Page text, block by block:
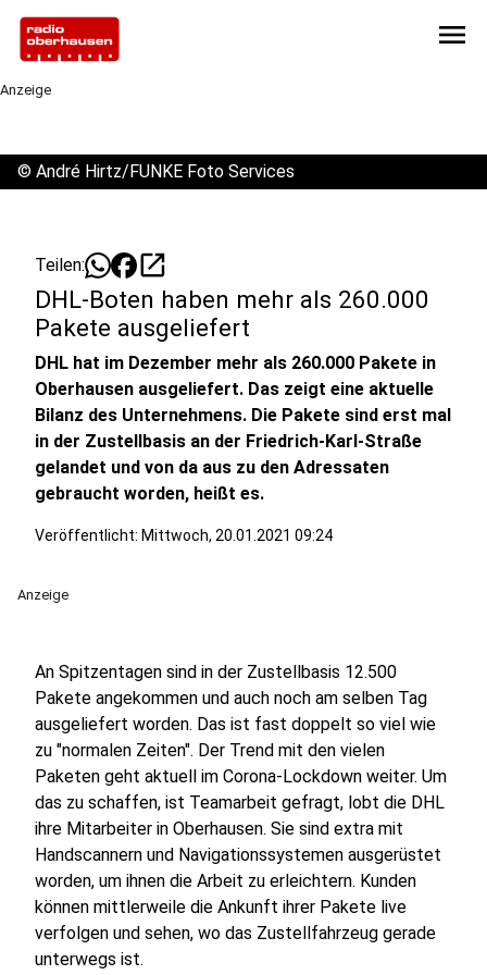
menu
Anzeige
© André Hirtz/FUNKE Foto Services
Teilen: open_in_new
DHL-Boten haben mehr als 260.000
Pakete ausgeliefert
DHL hat im Dezember mehr als 260.000 Pakete in
Oberhausen ausgeliefert. Das zeigt eine aktuelle
Bilanz des Unternehmens. Die Pakete sind erst mal
in der Zustellbasis an der Friedrich-Karl-Straße
gelandet und von da aus zu den Adressaten
gebraucht worden, heißt es.
Veröffentlicht: Mittwoch, 20.01.2021 09:24
Anzeige
An Spitzentagen sind in der Zustellbasis 12.500
Pakete angekommen und auch noch am selben Tag
ausgeliefert worden. Das ist fast doppelt so viel wie
zu "normalen Zeiten". Der Trend mit den vielen
Paketen geht aktuell im Corona-Lockdown weiter. Um
das zu schaffen, ist Teamarbeit gefragt, lobt die DHL
ihre Mitarbeiter in Oberhausen. Sie sind extra mit
Handscannern und Navigationssystemen ausgerüstet
worden, um ihnen die Arbeit zu erleichtern. Kunden
können mittlerweile die Ankunft ihrer Pakete live
verfolgen und sehen, wo das Zustellfahrzeug gerade
unterwegs ist.